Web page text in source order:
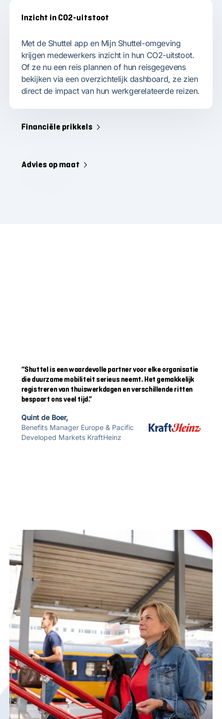
Inzicht in CO2-uitstoot
Met de Shuttel app en Mijn Shuttel-omgeving
krijgen medewerkers inzicht in hun CO2-uitstoot.
Of ze nu een reis plannen of hun reisgegevens
bekijken via een overzichtelijk dashboard, ze zien
direct de impact van hun werkgerelateerde reizen.
Financiële prikkels
Advies op maat
“Shuttel is een waardevolle partner voor elke organisatie
die duurzame mobiliteit serieus neemt. Het gemakkelijk
registreren van thuiswerkdagen en verschillende ritten
bespaart ons veel tijd.”
Quint de Boer,
Benefits Manager Europe & Pacific
Developed Markets KraftHeinz